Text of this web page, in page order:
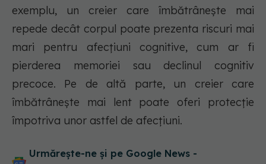
exemplu, un creier care îmbătrânește mai
repede decât corpul poate prezenta riscuri mai
mari pentru afecțiuni cognitive, cum ar fi
pierderea memoriei sau declinul cognitiv
precoce. Pe de altă parte, un creier care
îmbătrânește mai lent poate oferi protecție
împotriva unor astfel de afecțiuni.
Urmărește-ne și pe Google News -